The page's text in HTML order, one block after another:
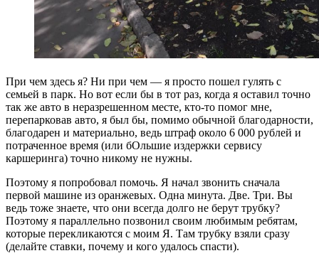
При чем здесь я? Ни при чем — я просто пошел гулять с
семьей в парк. Но вот если бы в тот раз, когда я оставил точно
так же авто в неразрешенном месте, кто-то помог мне,
перепарковав авто, я был бы, помимо обычной благодарности,
благодарен и материально, ведь штраф около 6 000 рублей и
потраченное время (или бОльшие издержки сервису
каршеринга) точно никому не нужны.
Поэтому я попробовал помочь. Я начал звонить сначала
первой машине из оранжевых. Одна минута. Две. Три. Вы
ведь тоже знаете, что они всегда долго не берут трубку?
Поэтому я параллельно позвонил своим любимым ребятам,
которые перекликаются с моим Я. Там трубку взяли сразу
(делайте ставки, почему и кого удалось спасти).